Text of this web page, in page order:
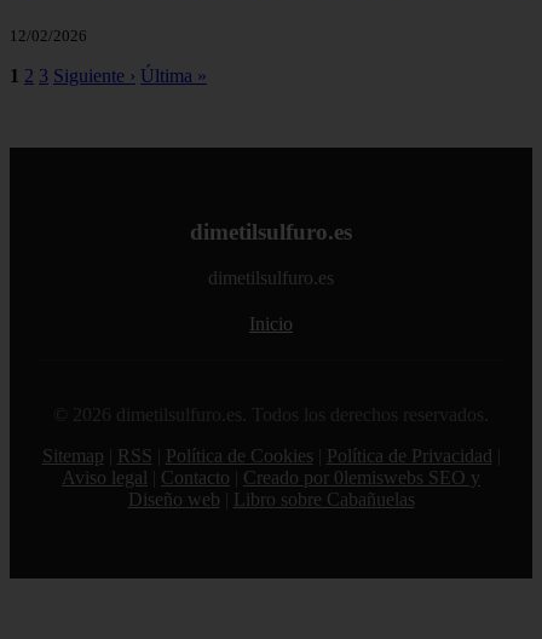
12/02/2026
1 2 3 Siguiente › Última »
dimetilsulfuro.es
dimetilsulfuro.es
Inicio
© 2026 dimetilsulfuro.es. Todos los derechos reservados.
Sitemap
RSS Política de Cookies Política de Privacidad
Aviso legal
Contacto
Creado por 0lemiswebs SEO y
Diseño web
Libro sobre Cabañuelas